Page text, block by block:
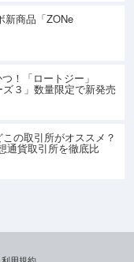
新商品「ZONe
！「ロートジー」
３」数量限定で新発売
の取引所がオススメ？
通貨取引所を徹底比
利用規約